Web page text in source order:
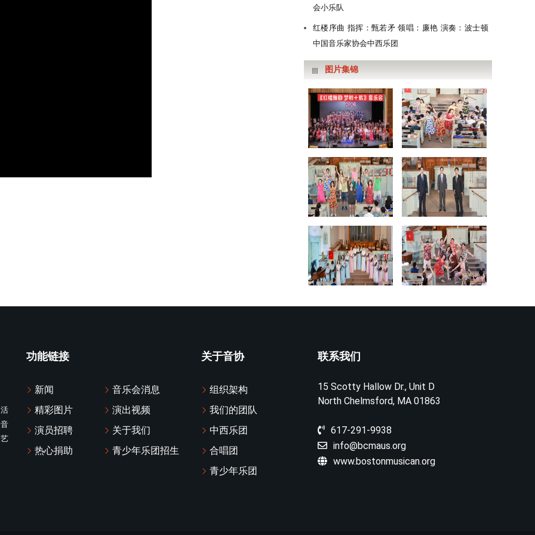
会小乐队
红楼序曲 指挥：甄若矛 领唱：廉艳 演奏：波士顿
中国音乐家协会中西乐团
图片集锦
功能链接
新闻
音乐会消息
精彩图片
演出视频
演员招聘
关于我们
热心捐助
青少年乐团招生
关于音协
组织架构
我们的团队
中西乐团
合唱团
青少年乐团
联系我们
15 Scotty Hallow Dr., Unit D
North Chelmsford, MA 01863
617-291-9938
info@bcmaus.org
www.bostonmusican.org